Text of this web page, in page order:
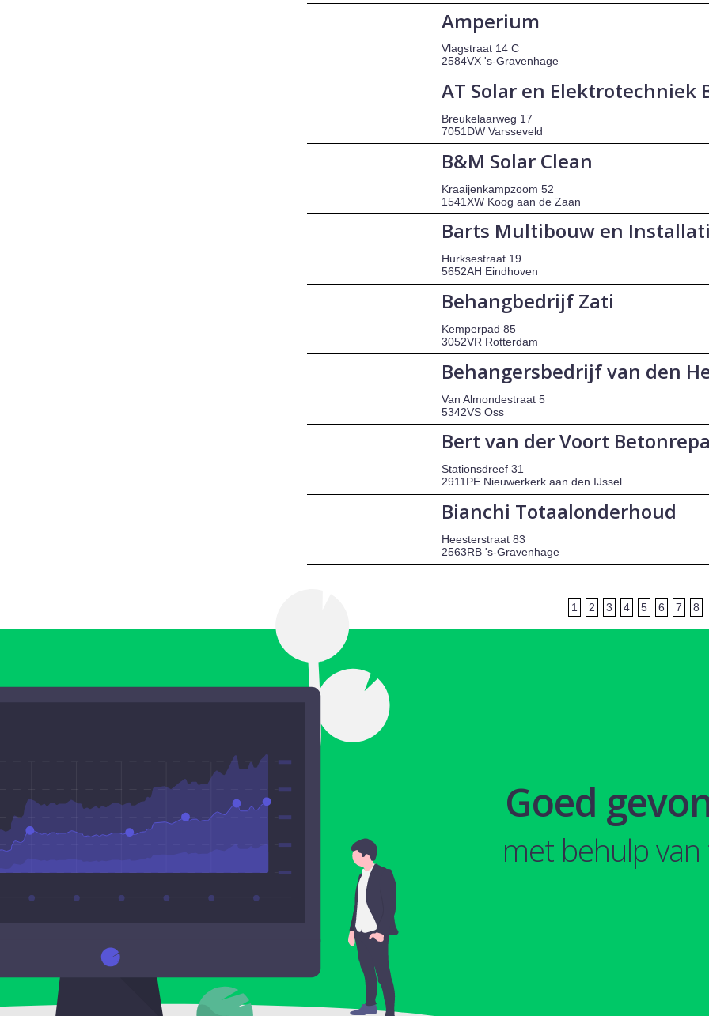
Amperium
Vlagstraat 14 C
2584VX 's-Gravenhage
AT Solar en Elektrotechniek
Breukelaarweg 17
7051DW Varsseveld
B&M Solar Clean
Kraaijenkampzoom 52
1541XW Koog aan de Zaan
Barts Multibouw en
Hurksestraat 19
5652AH Eindhoven
Behangbedrijf Zati
Kemperpad 85
3052VR Rotterdam
Behangersbedrijf van den
Van Almondestraat 5
5342VS Oss
Bert van der Voort
Stationsdreef 31
2911PE Nieuwerkerk aan den IJssel
Bianchi Totaalonderhoud
Heesterstraat 83
2563RB 's-Gravenhage
1 2 3 4 5 6 7 8
Goed
met behulp